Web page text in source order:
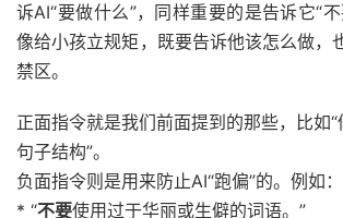
诉AI“要做什么”，同样重要的是告诉它“
像给小孩立规矩，既要告诉他该怎么做，
禁区。
正面指令就是我们前面提到的那些，比如“
句子结构”。
负面指令则是用来防止AI“跑偏”的。例如：
* “不要使用过于华丽或生僻的词语。”